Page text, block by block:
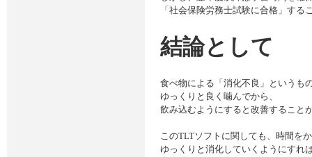
「社会保険労務士試験に合格」する
結論として
食べ物による「消化不良」というも
ゆっくりと良く噛んでから、
飲み込むようにすると改善すること
このTLTソフトに関しても、時間を
ゆっくりと消化していくようにすれ